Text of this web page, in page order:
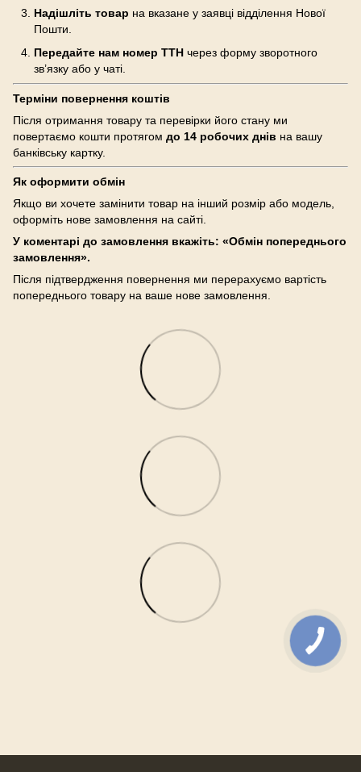
Надішліть товар на вказане у заявці відділення Нової
Пошти.
Передайте нам номер ТТН через форму зворотного
зв’язку або у чаті.
Терміни повернення коштів
Після отримання товару та перевірки його стану ми
повертаємо кошти протягом до 14 робочих днів на вашу
банківську картку.
Як оформити обмін
Якщо ви хочете замінити товар на інший розмір або модель,
оформіть нове замовлення на сайті.
У коментарі до замовлення вкажіть: «Обмін попереднього
замовлення».
Після підтвердження повернення ми перерахуємо вартість
попереднього товару на ваше нове замовлення.